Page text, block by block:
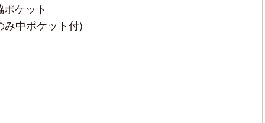
ケット
み中ポケット付)